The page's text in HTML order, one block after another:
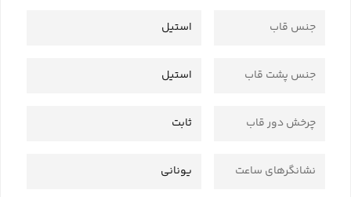
جنس قاب استیل
جنس پشت قاب استیل
چرخش دور قاب ثابت
نشانگرهای ساعت یونانی